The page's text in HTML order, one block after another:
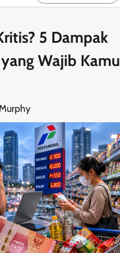
5 Dampak
Wajib Kamu